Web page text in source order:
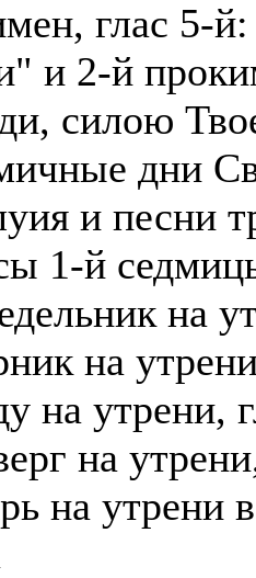
глас 5-
и 2-й
силою
дни
и песни
1-й
на
на
на утрени,
на
на утрени